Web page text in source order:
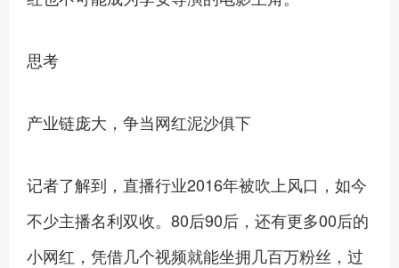
思考
产业链庞大，争当网红泥沙俱下
记者了解到，直播行业2016年被吹上风口，如今
不少主播名利双收。80后90后，还有更多00后的
小网红，凭借几个视频就能坐拥几百万粉丝，过